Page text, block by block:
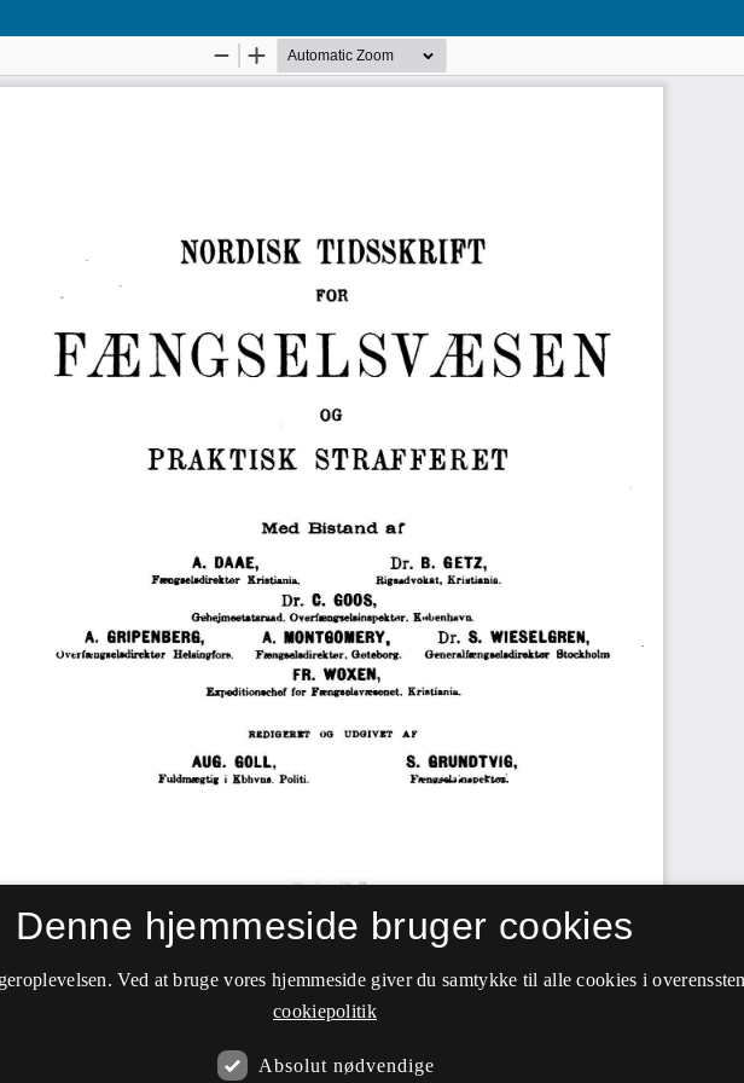
Denne hjemmeside bruger cookies
Ved at bruge vores hjemmeside giver du samtykke til alle cookies i
cookiepolitik
Absolut nødvendige